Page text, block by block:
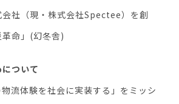
社（現・株式会社Spectee）を創
命」(幻冬舎)
ついて
流体験を社会に実装する」をミッシ